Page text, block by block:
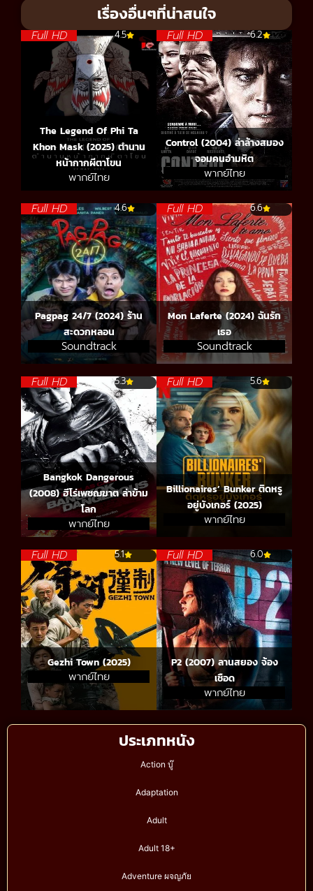
ประเภทหนัง
Action บู๊
Adaptation
Adult
Adult 18+
Adventure ผจญภัย
เรื่องอื่นๆที่น่าสนใจ
Full HD 4.5
The Legend Of Phi Ta
Khon Mask (2025) ตำนาน
หน้ากากผีตาโขน
พากย์ไทย
Full HD 6.2
Control (2004) ล่าล้างสมอง
จอมคนอำมหิต
พากย์ไทย
Full HD 4.6
Pagpag 24/7 (2024) ร้าน
สะดวกหลอน
Soundtrack
Full HD 6.6
Mon Laferte (2024) ฉันรัก
เธอ
Soundtrack
Full HD 5.3
Bangkok Dangerous
(2008) ฮีโร่เพชฌฆาต ล่าข้าม
โลก
พากย์ไทย
Full HD 5.6
Billionaires’ Bunker ติดหรู
อยู่บังเกอร์ (2025)
พากย์ไทย
Full HD 5.1
Gezhi Town (2025)
พากย์ไทย
Full HD 6.0
P2 (2007) ลานสยอง จ้อง
เชือด
พากย์ไทย